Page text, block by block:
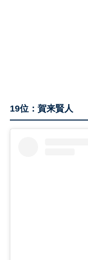
19位：賀来賢人